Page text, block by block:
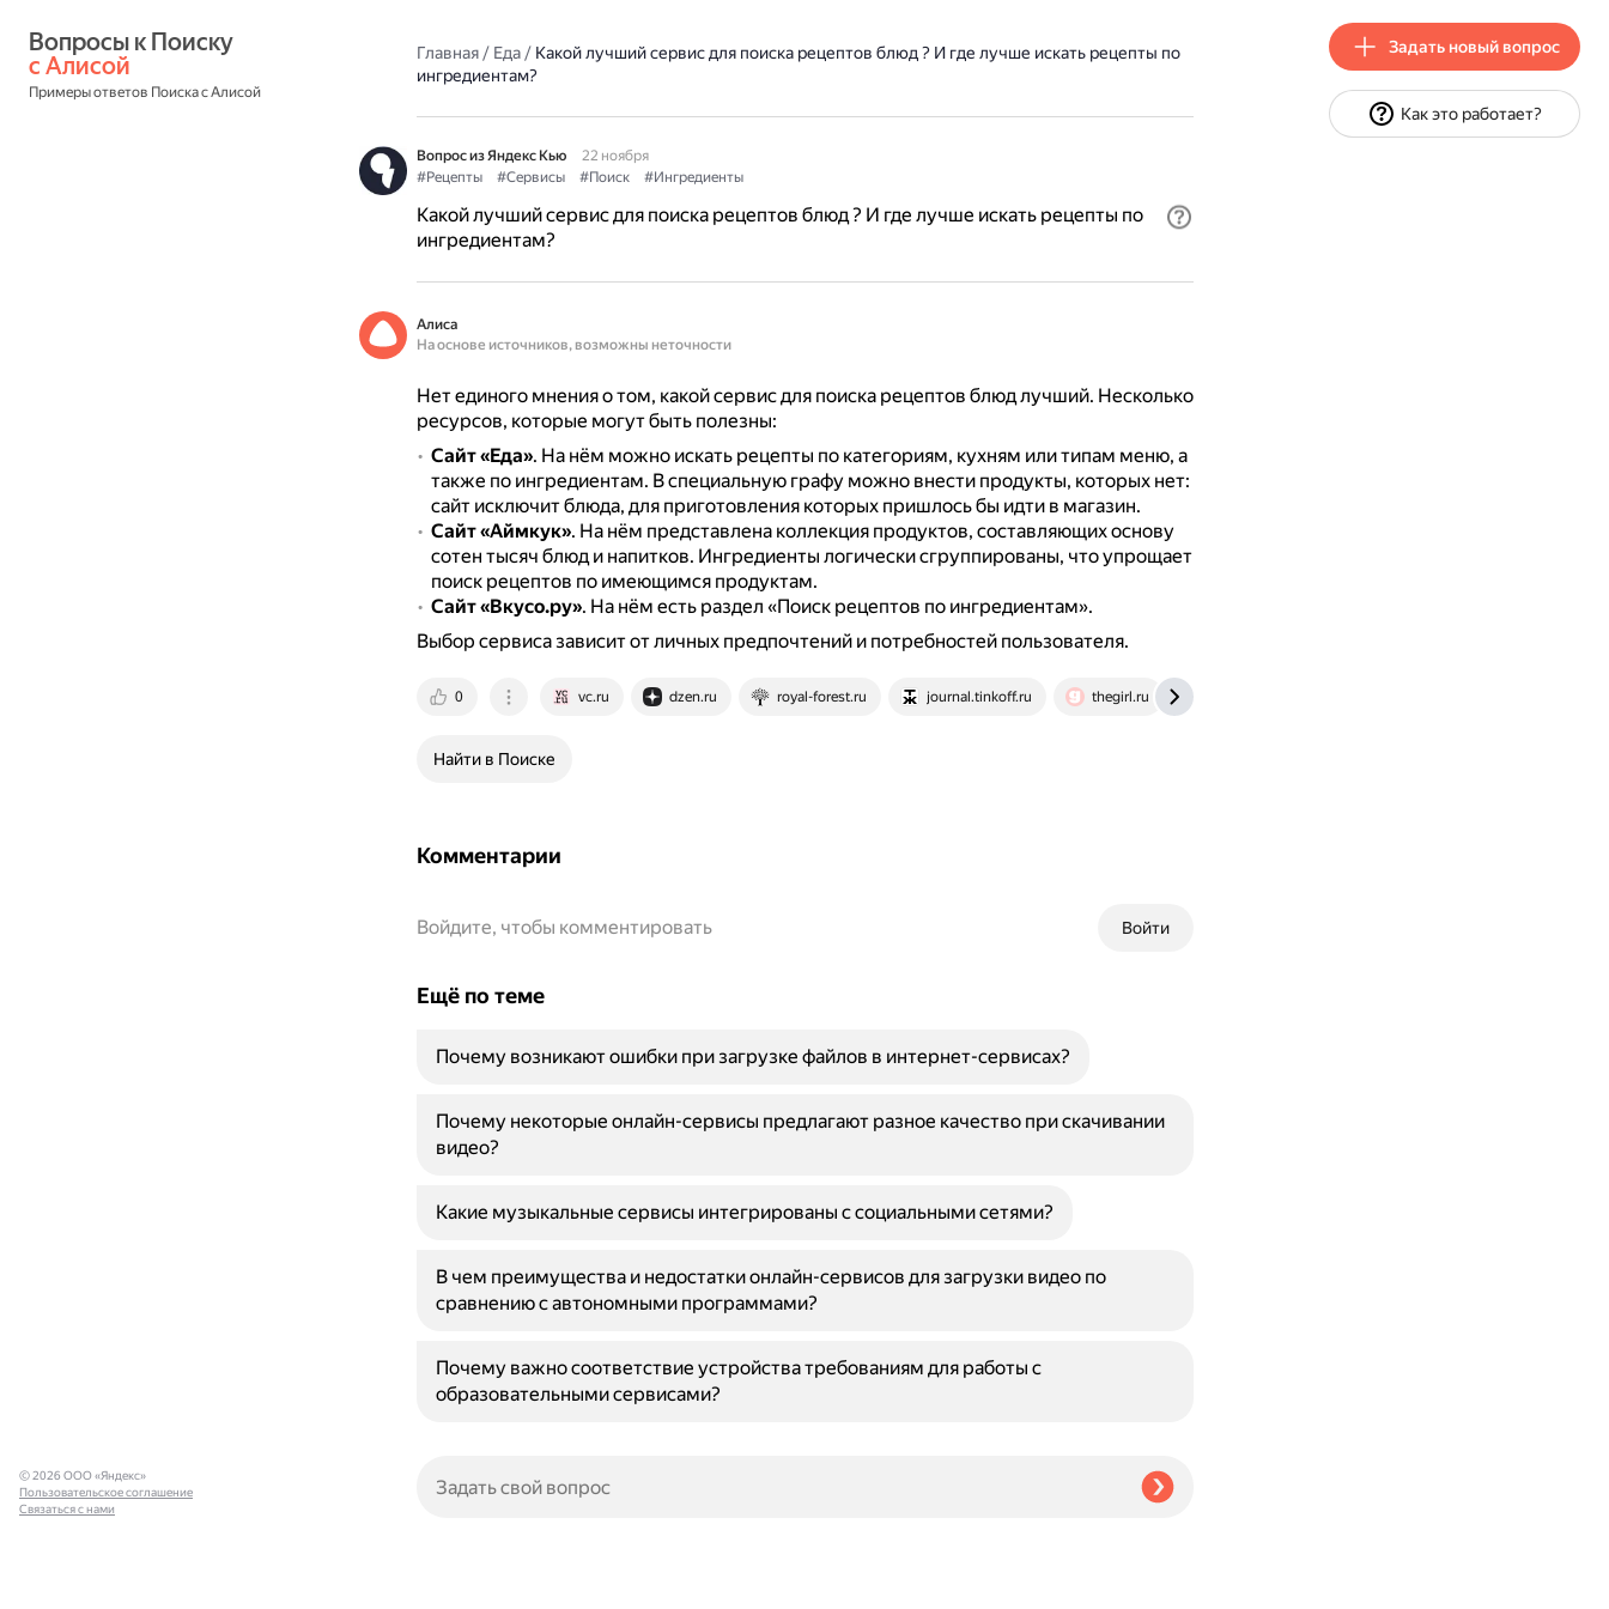
с Алисой
Примеры ответов Поиска с Алисой
Главная/ Еда/ Какой лучший сервис для поиска рецептов блюд ? И где лучше искать рецепты по
ингредиентам?
Вопрос из Яндекс Кью
22 ноября
#Рецепты
#Сервисы #Поиск #Ингредиенты
Какой лучший сервис для поиска рецептов блюд ? И где лучше искать рецепты по
ингредиентам?
Алиса
На основе источников, возможны неточности
Нет единого мнения о том, какой сервис для поиска рецептов блюд лучший. Несколько
ресурсов, которые могут быть полезны:
Сайт «Еда». На нём можно искать рецепты по категориям, кухням или типам меню, а
также по ингредиентам. В специальную графу можно внести продукты, которых нет:
сайт исключит блюда, для приготовления которых пришлось бы идти в магазин.
Сайт «Аймкук». На нём представлена коллекция продуктов, составляющих основу
сотен тысяч блюд и напитков. Ингредиенты логически сгруппированы, что упрощает
поиск рецептов по имеющимся продуктам.
Сайт «Вкусо.ру». На нём есть раздел «Поиск рецептов по ингредиентам».
Выбор сервиса зависит от личных предпочтений и потребностей пользователя.
0 vc.ru dzen.ru royal-forest.ru journal.tinkoff.ru thegirl.ru
Найти в Поиске
Комментарии
Войти
Войдите, чтобы комментировать
Ещё по теме
Почему возникают ошибки при загрузке файлов в интернет-сервисах?
Почему некоторые онлайн-сервисы предлагают разное качество при скачивании
видео?
Какие музыкальные сервисы интегрированы с социальными сетями?
В чем преимущества и недостатки онлайн-сервисов для загрузки видео по
сравнению с автономными программами?
Почему важно соответствие устройства требованиям для работы с
образовательными сервисами?
© 2026 ООО «Яндекс»
Пользовательское соглашение
Связаться с нами
Задать новый вопрос
Как это работает?